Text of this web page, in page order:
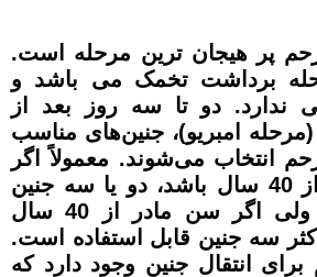
رحم پر هیجان ترین مرحله است.
برداشت تخمک می باشد و
ندارد. دو تا سه روز بعد از
امبریو)، جنین‌های مناسب
انتخاب می‌شوند. معمولاً اگر
سن مادر کمتر از 40 سال باشد، دو یا سه جنین
منتقل می‌شود؛ ولی اگر سن مادر از 40 سال
سه جنین قابل استفاده است.
انتقال جنین وجود دارد که